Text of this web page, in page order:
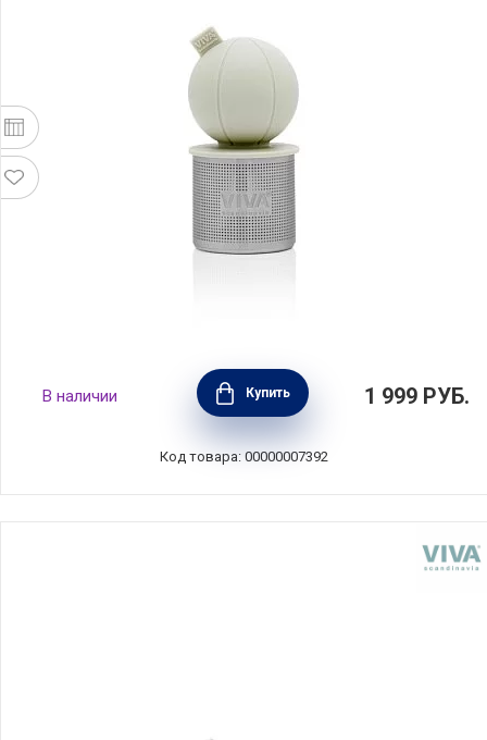
Ситечко для заваривания поплавок,
бежевый, Viva Scandinavia, V77641
В наличии Купить 1 999 РУБ.
Код товара: 00000007392